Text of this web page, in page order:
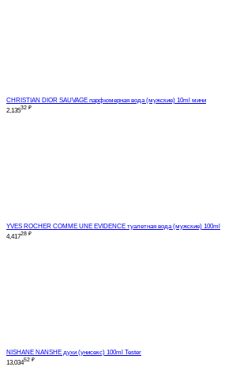
CHRISTIAN DIOR SAUVAGE парфюмерная вода (мужские) 10ml мини
2,13532 ₽
YVES ROCHER COMME UNE EVIDENCE туалетная вода (мужские) 100ml
4,41728 ₽
NISHANE NANSHE духи (унисекс) 100ml Tester
13,03452 ₽